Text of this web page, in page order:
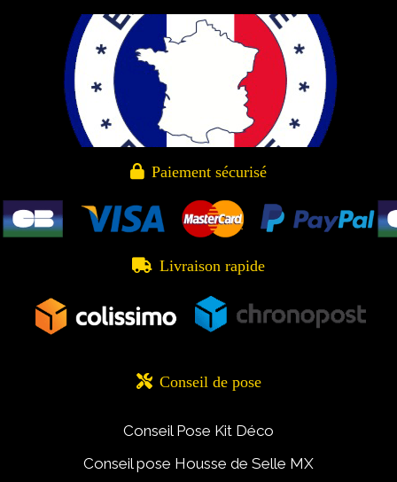
 Paiement sécurisé
 Livraison rapide
 Conseil de pose
Conseil Pose Kit Déco
Conseil pose Housse de Selle MX